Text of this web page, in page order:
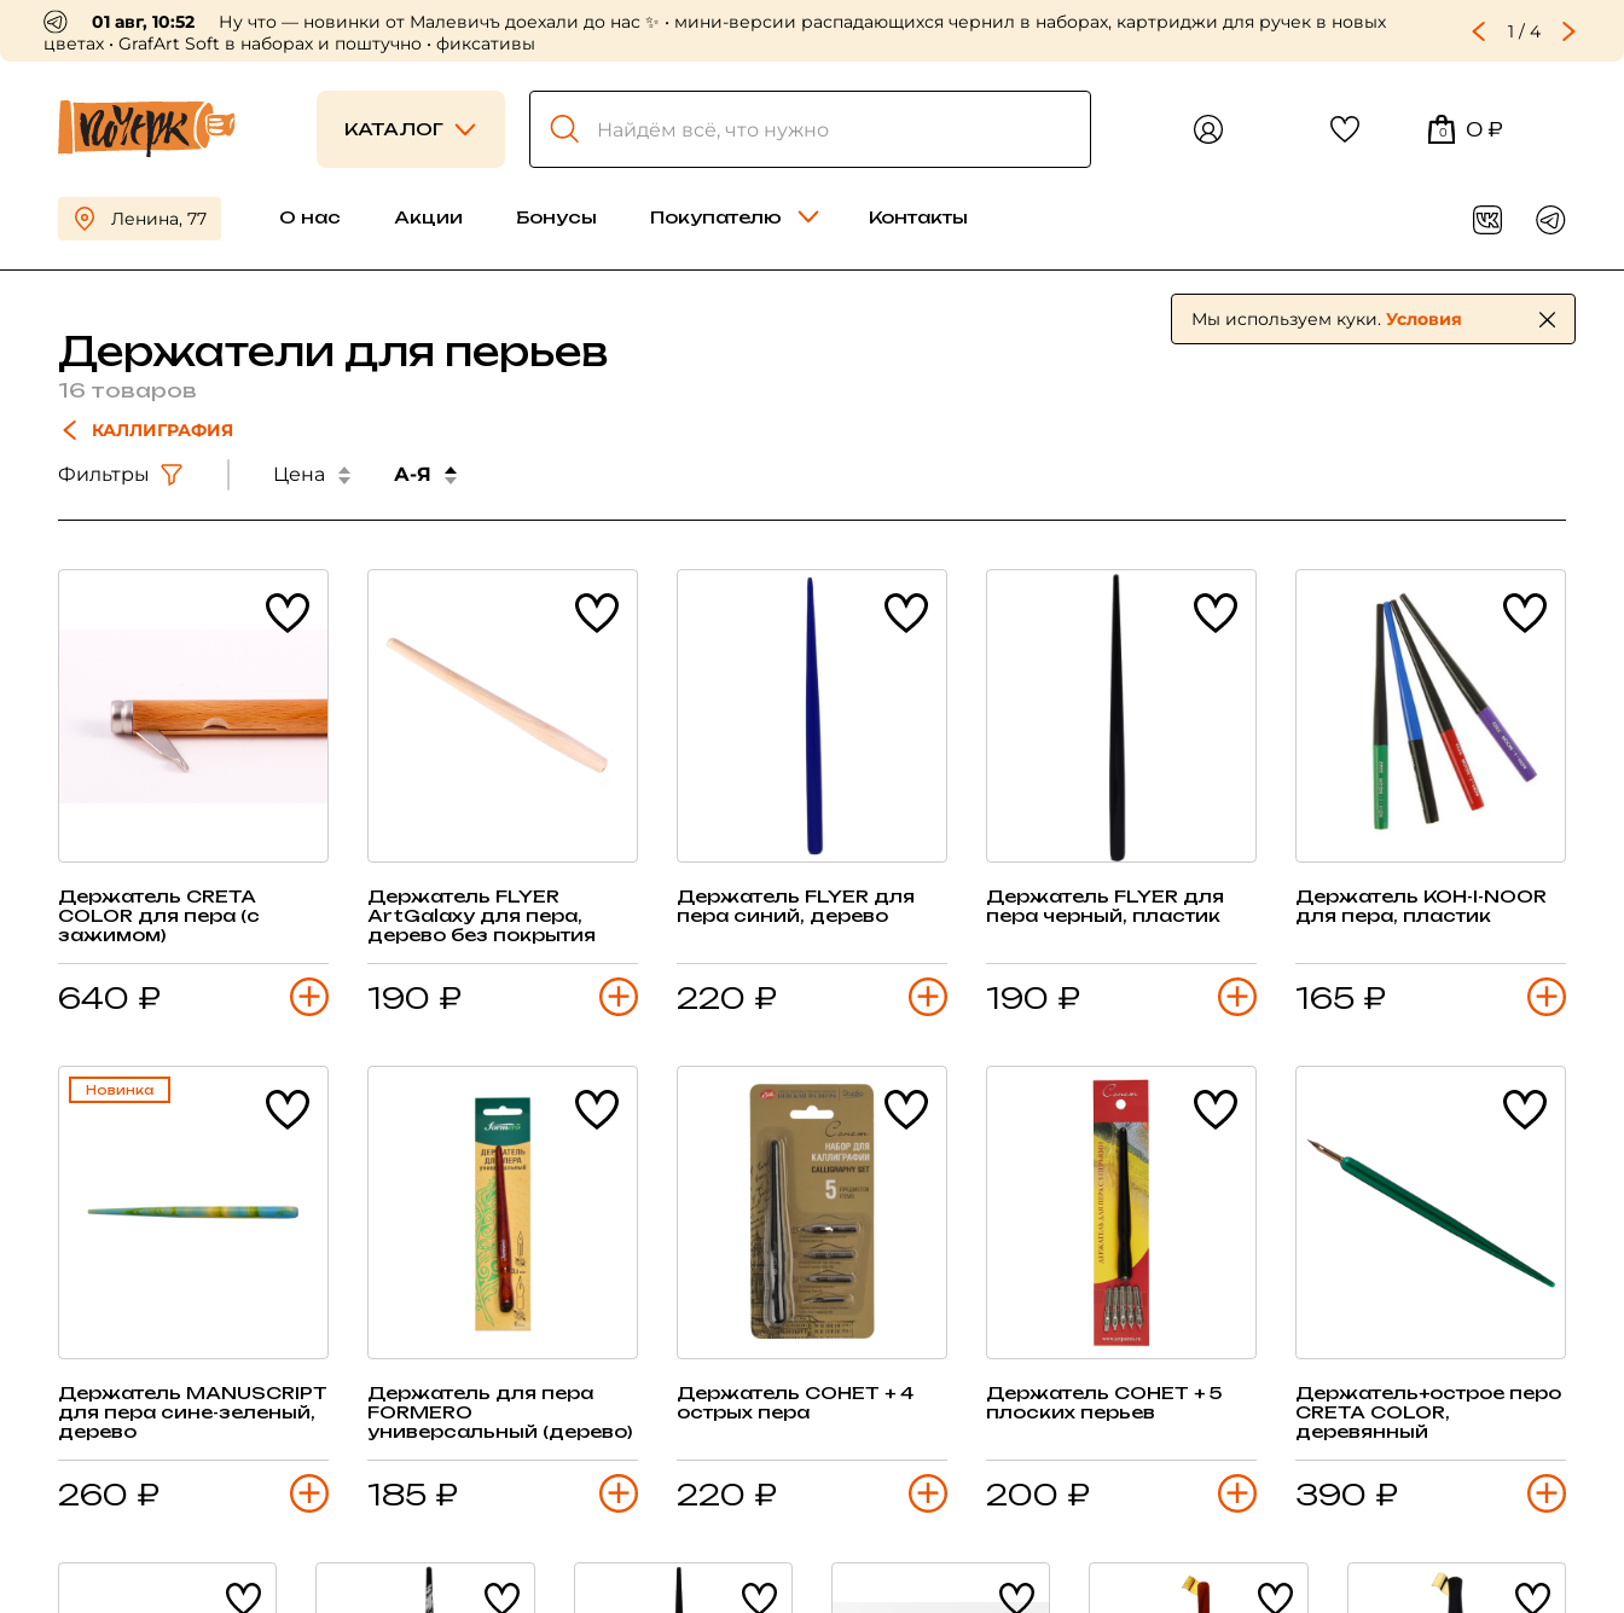
01 авг, 10:52
Ну что — новинки от Малевичъ доехали до нас ✨ • мини-версии распадающихся чернил в наборах, картриджи для ручек в новых
цветах • GrafArt Soft в наборах и поштучно • фиксативы
1 / 4
КАТАЛОГ 0 0 ₽
Ленина, 77 О нас Акции Бонусы Покупателю Контакты
Держатели для перьев
16 товаров
КАЛЛИГРАФИЯ
Фильтры Цена А-Я
Держатель CRETA
COLOR для пера (с
зажимом)
640 ₽
Держатель FLYER
ArtGalaxy для пера,
дерево без покрытия
190 ₽
Держатель FLYER для
пера синий, дерево
220 ₽
Держатель FLYER для
пера черный, пластик
190 ₽
Держатель KOH-I-NOOR
для пера, пластик
165 ₽
Новинка
Держатель MANUSCRIPT
для пера сине-зеленый,
дерево
260 ₽
Держатель для пера
FORMERO
универсальный (дерево)
185 ₽
Держатель СОНЕТ + 4
острых пера
220 ₽
Держатель СОНЕТ + 5
плоских перьев
200 ₽
Держатель+острое перо
CRETA COLOR,
деревянный
390 ₽
Мы используем куки. Условия